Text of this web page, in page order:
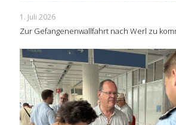
1. Juli 2026
Zur Gefangenenwallfahrt nach Werl zu